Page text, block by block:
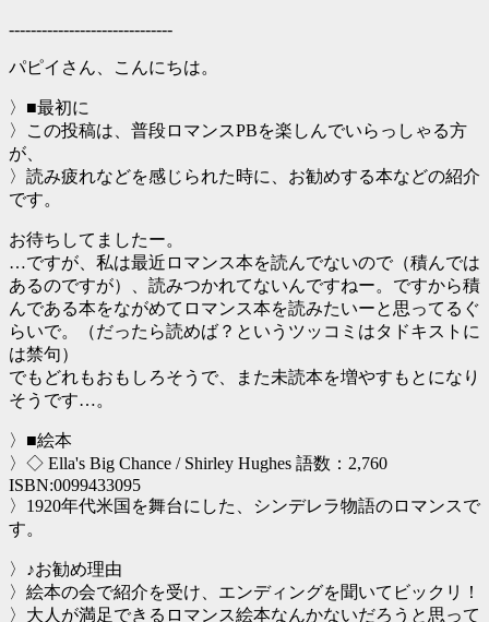
------------------------------
パピイさん、こんにちは。
〉■最初に
〉この投稿は、普段ロマンスPBを楽しんでいらっしゃる方
が、
〉読み疲れなどを感じられた時に、お勧めする本などの紹介
です。
お待ちしてましたー。
…ですが、私は最近ロマンス本を読んでないので（積んでは
あるのですが）、読みつかれてないんですねー。ですから積
んである本をながめてロマンス本を読みたいーと思ってるぐ
らいで。（だったら読めば？というツッコミはタドキストに
は禁句）
でもどれもおもしろそうで、また未読本を増やすもとになり
そうです…。
〉■絵本
〉◇ Ella's Big Chance / Shirley Hughes 語数：2,760
ISBN:0099433095
〉1920年代米国を舞台にした、シンデレラ物語のロマンスで
す。
〉♪お勧め理由
〉絵本の会で紹介を受け、エンディングを聞いてビックリ！
〉大人が満足できるロマンス絵本なんかないだろうと思って